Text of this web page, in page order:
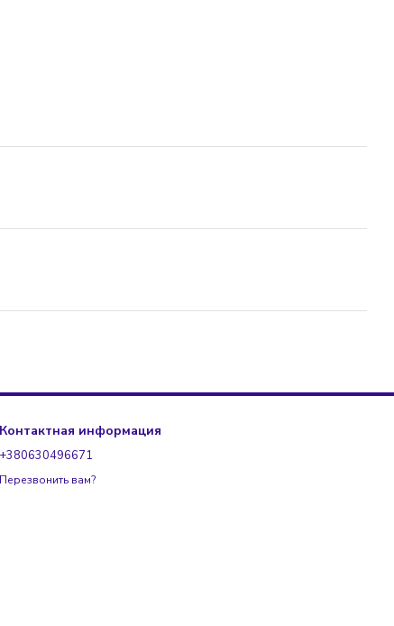
Контактная информация
+380630496671
Перезвонить вам?